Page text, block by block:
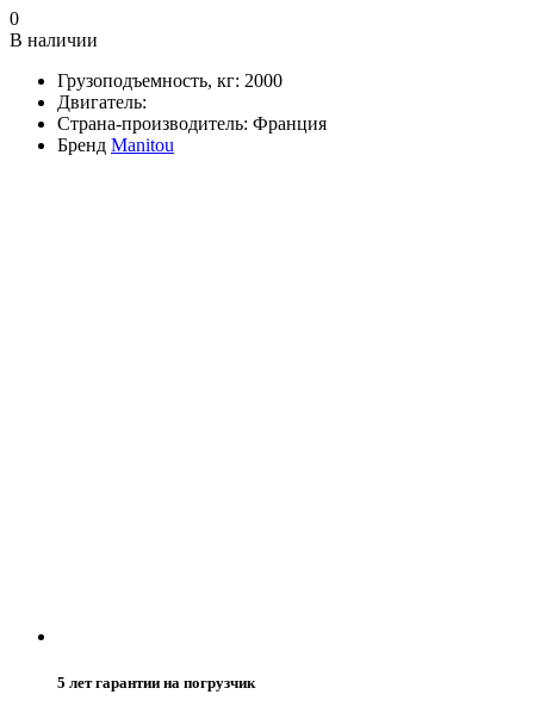
0
В наличии
Грузоподъемность, кг: 2000
Двигатель:
Страна-производитель: Франция
Бренд Manitou
5 лет гарантии на погрузчик